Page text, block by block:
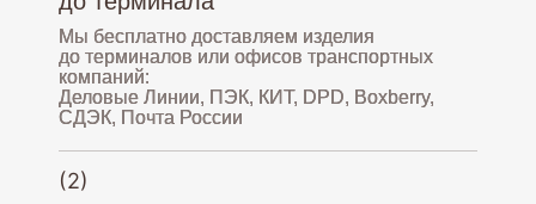
Мы бесплатно доставляем изделия
до терминалов или офисов транспортных
компаний:
Деловые Линии, ПЭК, КИТ, DPD, Boxberry,
СДЭК, Почта России
(2)